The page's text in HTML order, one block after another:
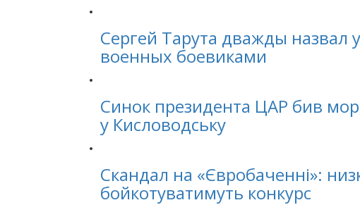
Сергей Тарута дважды назвал
военных боевиками
Синок президента ЦАР бив
у Кисловодську
Скандал на «Євробаченні»:
бойкотуватимуть конкурс